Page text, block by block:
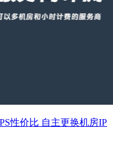
性价比 自主更换机房IP